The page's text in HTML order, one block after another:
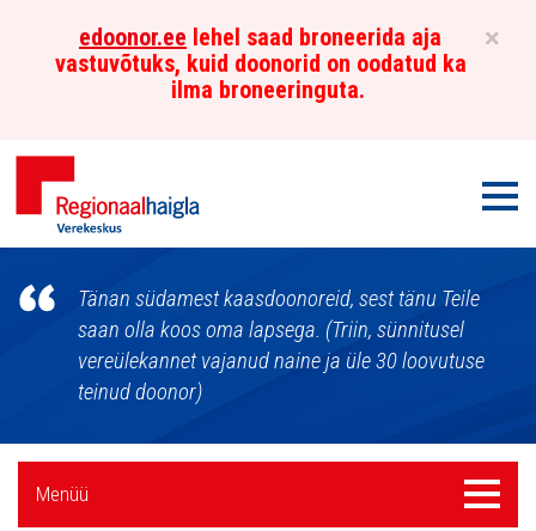
×
edoonor.ee lehel saad broneerida aja
vastuvõtuks, kuid doonorid on oodatud ka
ilma broneeringuta.
Põhja-
Eesti
Regionaalhaigla
Verekeskus
Tänan südamest kaasdoonoreid, sest tänu Teile
saan olla koos oma lapsega. (Triin, sünnitusel
vereülekannet vajanud naine ja üle 30 loovutuse
teinud doonor)
Külgpaani
Menüü
Menüü